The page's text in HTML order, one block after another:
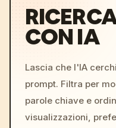
CON IA
Lascia che l'IA
prompt. Filtra per
parole chiave e
visualizzazioni,